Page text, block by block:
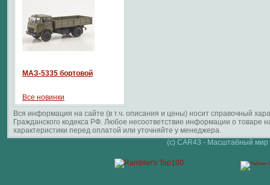
МАЗ-5335 бортовой
Все новинки
Вся информация на сайте (в т.ч. описания и цены) носит справочный
Гражданского кодекса РФ. Любое несоответствие информации о
характеристики перед оплатой или уточняйте у менеджера.
(c) CAR43 - Масштабный мир